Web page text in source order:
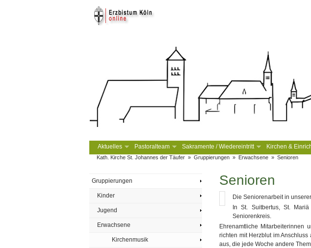
Aktuelles Pastoralteam Sakramente / Wiedereintritt Kirchen &
Kath. Kirche St. Johannes der Täufer » Gruppierungen » Erwachsene » Senioren
Gruppierungen
Kinder
Jugend
Erwachsene
Kirchenmusik
Senioren
Die Seniorenarbeit in
In St. Suitbertus, St.
Seniorenkreis.
Ehrenamtliche Mitarbeiterinnen
richten mit Herzblut im
aus, die jede Woche andere